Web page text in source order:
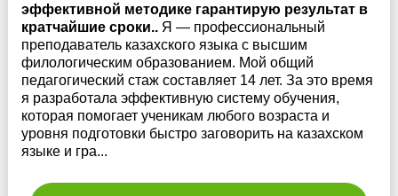
эффективной методике гарантирую результат в
кратчайшие сроки.. Я — профессиональный
преподаватель казахского языка с высшим
филологическим образованием. Мой общий
педагогический стаж составляет 14 лет. За это время
я разработала эффективную систему обучения,
которая помогает ученикам любого возраста и
уровня подготовки быстро заговорить на казахском
языке и гра...